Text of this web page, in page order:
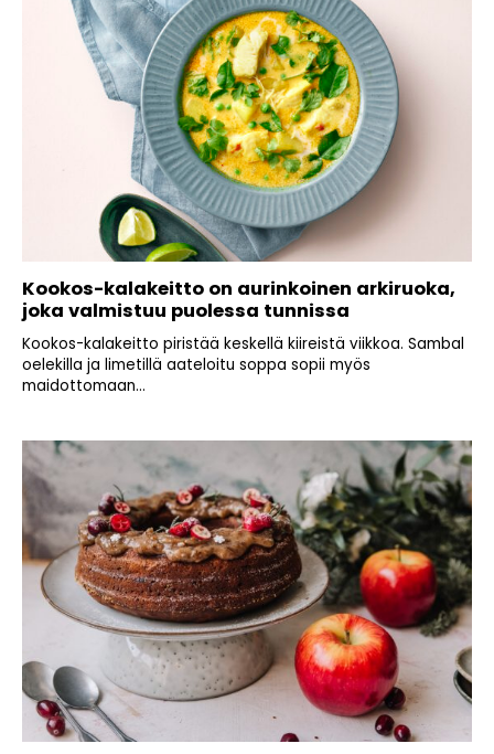
Kookos-kalakeitto on aurinkoinen arkiruoka,
joka valmistuu puolessa tunnissa
Kookos-kalakeitto piristää keskellä kiireistä viikkoa. Sambal
oelekilla ja limetillä aateloitu soppa sopii myös
maidottomaan...